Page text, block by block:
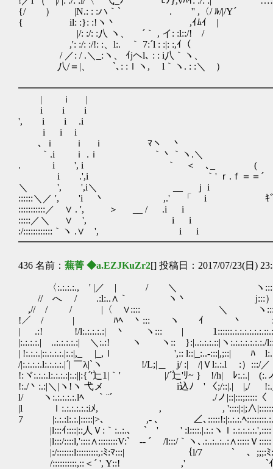
{/ ） |N.: : :ハ｀` . '' ,〈/ ﾙ/|/Y´
{ il: :}: :!ヽ丶 ,ｲﾑｲ |
|/: :/: :八 ヽ、 ´｀ , イ: :l::/! /
,': :/: :/!: :、l:. ｀ 7:´l : :|: :,ｲ（
/ ／: / .＼_:ヽ、 ｲjヘl､ : : i八｀ヽ、
八/＝|、 `､: :ｌヽ, l｀ヽ. : :＼ ）
| ｉ |
i i i
', i i .i
i i i 丶
､ ｉ ｉ ｉ ﾏヽ￣
｀.i ｉ .ｉ ｀丶｀ヽ.＼
. i ', i ｀ ＜ ､_ (
i .',i ｀' ｒ.ｆ＝＝´
＼ ', ',i＼ __ ｊ i
::::::＼／ ', 'i 丶 ,.' 「 i ｷﾞ
:::::::::::／ ∨ . ', ＞ __ / .i i
:::::／＼ ∨ ', i i
:/::::::::::::｀ヽ .∨ ', i i
436 名前： 蕪菁 ◆a.EZJKuZr2[] 投稿日：2017/07/23(日)
〈:.:.:.:., ' |／ | / ＼ ゝ ヽ::::
// へ / .:l:..∧｀ ヽ丶 j:::）
,// / / |〈 ∨:::: ＼ ヽ
!／ / | ﾊﾍ 丶::: ヽ ｲゝ 丶
| .:! !/l:.:.:.:.:| 丶 ヽ::: |
|:.:.:.:.| ..:.:.:.:.:| ＼:.:! ヽ ヽ:: }:|..:.:.:.::|ヽ:.:.:.:.:.:.:./l::j.
| !:.:.:.|::.:.:.:.|:.:|,_ |_,ｌ ',:: l::|_:..-:::|,;::| ﾊ l:.:.
/|:.:.:.:.l:.:.:.:.|´| ￣λ|`ヽ !/L;|＿ j/ :| /|Ｖl:.:.l :）:::/／
!:ヾ:.:.:.l:.:.:.:|:.:||:{´'辷1|｀' |/´辷'ﾘ~ } !/h| ﾚ:.:.|
!:./丶:.:|＼|ヽ!ヽ 弋メ i込ﾉ ' 〈;/::|.| |,/
l/ ヽ:.:.:.:.:.lﾍ ｀¨´ ￣ ./ノ|::|:::;:::::〈 /
|l ｌ:.:.:.:.:.:iﾒ, , ,
7 |:.:.:l:.:.|:::::|>､ ,- 、 ∠､:::::!:|:.:.:.ﾍ::::::::.:.
|l:::ｲ::::|::人Ｖ:｀:..:.､ ` ' ' :l::::.|.:.:ヽｌ:.:.:.:.:.',::::
|l:::/::::l,'::::∧::::::::V:` -‐ ´ /l:::/｀ヽ､.:..:..:..:∧:::::Ｖ:::::
|:/:::::::l:::::::::,:ﾐ:ﾏ:::| ｛l/7 ` 、;;;:ﾐ
/::::::::::,::＜´ ', Y::! ,' `ｲ